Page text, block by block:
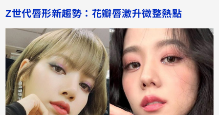
Z世代唇形新趨勢：花瓣唇激升微整熱點